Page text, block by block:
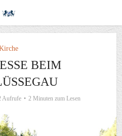
BEIM
Aufrufe 2 Minuten zum Lesen